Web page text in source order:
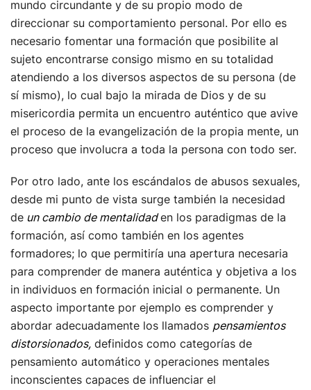
mundo circundante y de su propio modo de
direccionar su comportamiento personal. Por ello es
necesario fomentar una formación que posibilite al
sujeto encontrarse consigo mismo en su totalidad
atendiendo a los diversos aspectos de su persona (de
sí mismo), lo cual bajo la mirada de Dios y de su
misericordia permita un encuentro auténtico que avive
el proceso de la evangelización de la propia mente, un
proceso que involucra a toda la persona con todo ser.
Por otro lado, ante los escándalos de abusos sexuales,
desde mi punto de vista surge también la necesidad
de un cambio de mentalidaden los paradigmas de la
formación, así como también en los agentes
formadores; lo que permitiría una apertura necesaria
para comprender de manera auténtica y objetiva a los
in individuos en formación inicial o permanente. Un
aspecto importante por ejemplo es comprender y
abordar adecuadamente los llamados pensamientos
distorsionados, definidos como categorías de
pensamiento automático y operaciones mentales
inconscientes capaces de influenciar el